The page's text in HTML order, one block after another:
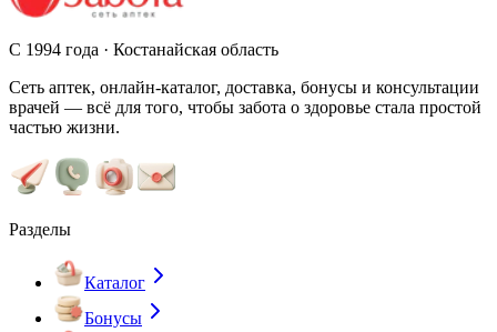
С 1994 года · Костанайская область
Сеть аптек, онлайн-каталог, доставка, бонусы и консультации
врачей — всё для того, чтобы забота о здоровье стала простой
частью жизни.
Разделы
Каталог
Бонусы